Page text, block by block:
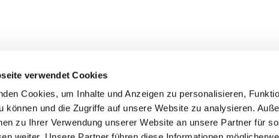
verwendet Cookies
Cookies, um Inhalte und Anzeigen zu personalisieren,
können und die Zugriffe auf unsere Website zu analysieren.
zu Ihrer Verwendung unserer Website an unsere Partner für